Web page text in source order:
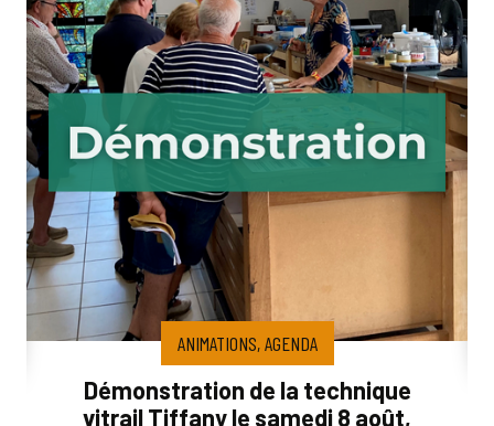
ANIMATIONS, AGENDA
Démonstration de la technique
vitrail Tiffany le samedi 8 août,